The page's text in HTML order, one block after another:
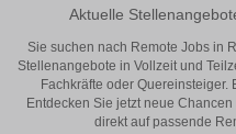
Aktuelle
Sie suchen nach Remote Jobs in
Stellenangebote in Vollzeit und
Fachkräfte oder Quereinsteiger.
Entdecken Sie jetzt neue
direkt auf passende